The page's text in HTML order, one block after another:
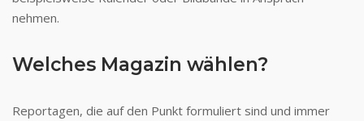
nehmen.
Welches Magazin wählen?
Reportagen, die auf den Punkt formuliert sind und immer